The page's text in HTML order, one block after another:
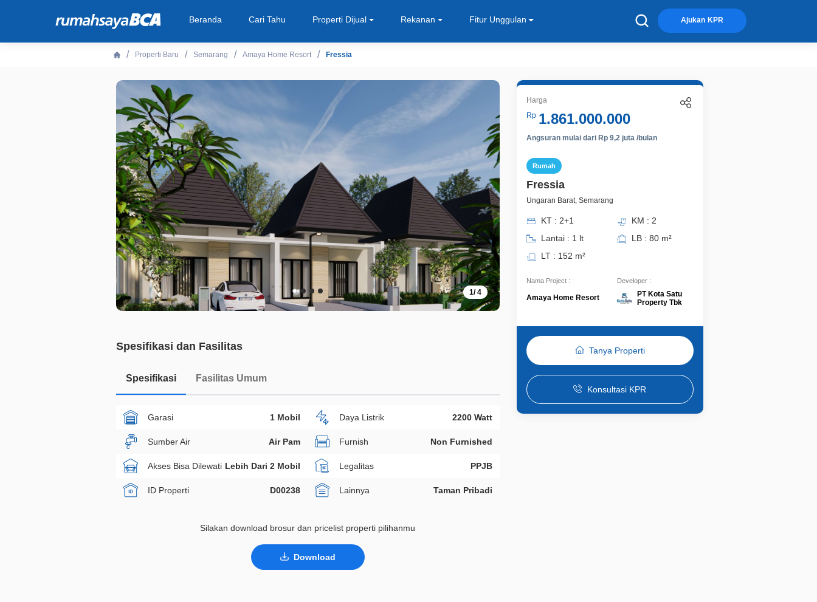
Beranda Cari Tahu Properti Dijual Rekanan Fitur Unggulan Ajukan KPR
Properti Baru Semarang Amaya Home Resort Fressia
1/4
Spesifikasi dan Fasilitas
Spesifikasi Fasilitas Umum
Garasi 1 Mobil Daya Listrik 2200 Watt
Sumber Air Air Pam Furnish Non Furnished
Akses Bisa Dilewati Lebih Dari 2 Mobil Legalitas PPJB
ID Properti D00238 Lainnya Taman Pribadi
Silakan download brosur dan pricelist properti pilihanmu
Download
Harga
Rp 1.861.000.000
Angsuran mulai dari Rp 9,2 juta /bulan
Rumah
Fressia
Ungaran Barat, Semarang
KT : 2+1
KM : 2
Lantai : 1 lt
LB : 80 m²
LT : 152 m²
Nama Project :
Amaya Home Resort
Developer :
PT Kota Satu
Property Tbk
Tanya Properti
Konsultasi KPR